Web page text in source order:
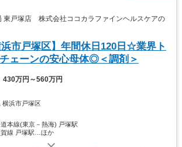
東戸塚店 株式会社ココカラファインヘルスケアの
浜市戸塚区】年間休日120日☆業界ト
ェーンの安心母体◎＜調剤＞
430万円～560万円
横浜市戸塚区
道本線(東京－熱海) 戸塚駅
賀線 戸塚駅…ほか